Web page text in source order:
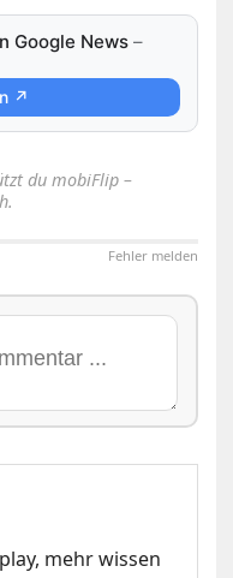
Google News –
↗
du mobiFlip –
Fehler melden
mehr wissen